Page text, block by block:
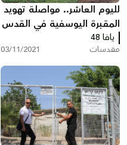
لليوم العاشر.. مواصلة تهويد
المقبرة اليوسفية في القدس
يافا 48
مقدسات 03/11/2021